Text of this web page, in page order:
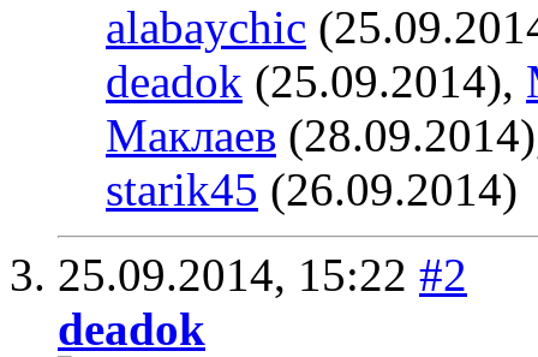
alabaychic
deadok (25.09.2014),
Маклаев
starik45 (26.09.2014)
25.09.2014, 15:22 #2
deadok